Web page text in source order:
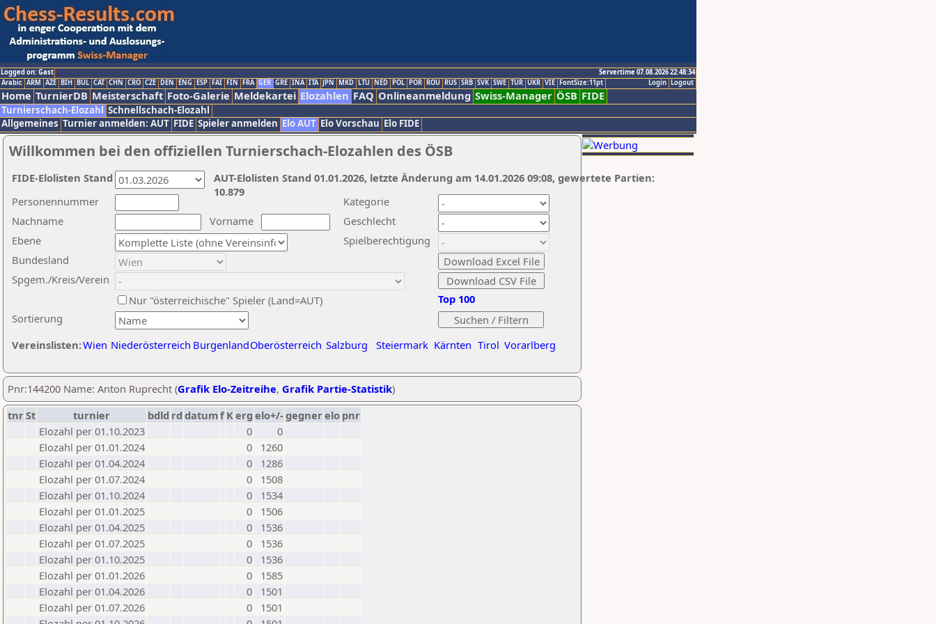
Logged on: Gast
Servertime 07.08.2026 22:48:34
Logout
Login
Arabic ARM AZE BIH BUL CAT CHN CRO CZE DEN ENG ESP FAI FIN FRA GER GRE INA ITA JPN MKD LTU NED POL POR ROU RUS SRB SVK SWE TUR UKR VIE FontSize:11pt
Home TurnierDB Meisterschaft Foto-Galerie Meldekartei Elozahlen FAQ Onlineanmeldung Swiss-Manager ÖSB FIDE
Turnierschach-Elozahl Schnellschach-Elozahl
Allgemeines Turnier anmelden: AUT FIDE Spieler anmelden Elo AUT Elo Vorschau Elo FIDE
Willkommen bei den offiziellen Turnierschach-Elozahlen des ÖSB
Nachname
Vorname
Ebene
Kategorie
Sortierung
Personennummer
Bundesland
Spgem./Kreis/Verein
Geschlecht
Nur "österreichische" Spieler (Land=AUT)
Spielberechtigung
Vereinslisten:Wien Niederösterreich BurgenlandOberösterreich Salzburg Steiermark Kärnten Tirol Vorarlberg
Top 100
AUT-Elolisten Stand 01.01.2026, letzte Änderung am 14.01.2026 09:08, gewertete Partien:
10.879
FIDE-Elolisten Stand
Pnr:144200 Name: Anton Ruprecht (Grafik Elo-Zeitreihe, Grafik Partie-Statistik)
tnrSt turnier bdld rd datumf Kerg elo+/-gegnerelo pnr
Elozahl per 01.10.2023
0
0
Elozahl per 01.01.2024
0
1260
Elozahl per 01.04.2024
0
1286
Elozahl per 01.07.2024
0
1508
Elozahl per 01.10.2024
0
1534
Elozahl per 01.01.2025
0
1506
Elozahl per 01.04.2025
0
1536
Elozahl per 01.07.2025
0
1536
Elozahl per 01.10.2025
0
1536
Elozahl per 01.01.2026
0
1585
Elozahl per 01.04.2026
0
1501
Elozahl per 01.07.2026
0
1501